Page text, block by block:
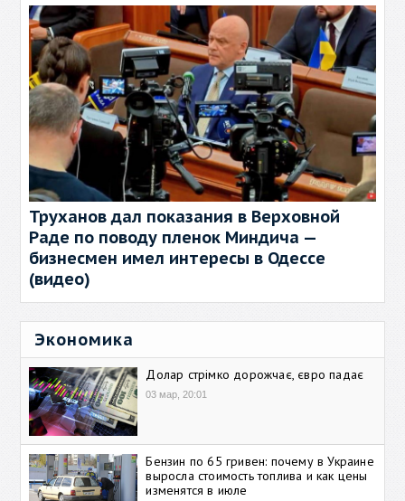
Труханов дал показания в Верховной
Раде по поводу пленок Миндича —
бизнесмен имел интересы в Одессе
(видео)
Экономика
Долар стрімко дорожчає, євро падає
03 мар, 20:01
Бензин по 65 гривен: почему в Украине
выросла стоимость топлива и как цены
изменятся в июле